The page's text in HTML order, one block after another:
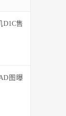
D1C售
图曝